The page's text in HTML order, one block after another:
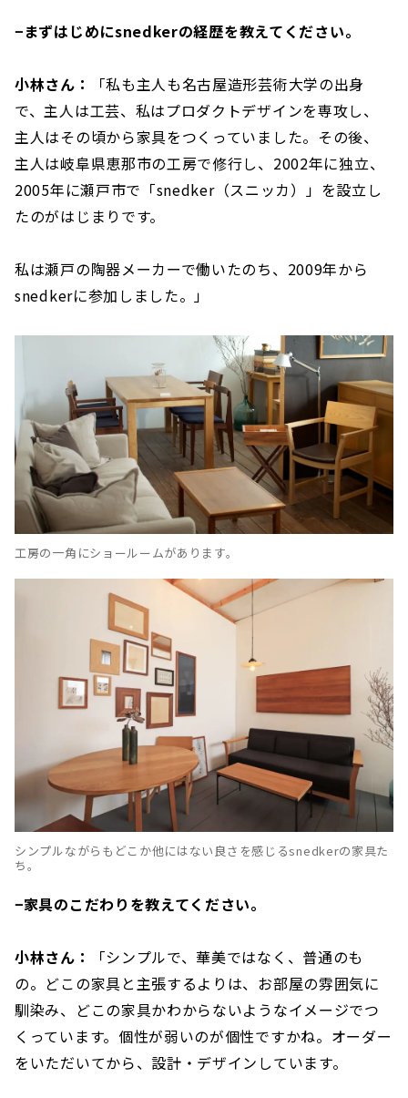
−まずはじめにsnedkerの経歴を教えてください。
小林さん：
「私も主人も名古屋造形芸術大学の出身
で、主人は工芸、私はプロダクトデザインを専攻し、
主人はその頃から家具をつくっていました。その後、
主人は岐阜県恵那市の工房で修行し、2002年に独立、
2005年に瀬戸市で「snedker（スニッカ）」を設立し
たのがはじまりです。
私は瀬戸の陶器メーカーで働いたのち、2009年から
snedkerに参加しました。」
工房の一角にショールームがあります。
シンプルながらもどこか他にはない良さを感じるsnedkerの家具た
ち。
−家具のこだわりを教えてください。
小林さん：
「シンプルで、華美ではなく、普通のも
の。どこの家具と主張するよりは、お部屋の雰囲気に
馴染み、どこの家具かわからないようなイメージでつ
くっています。個性が弱いのが個性ですかね。オーダー
をいただいてから、設計・デザインしています。